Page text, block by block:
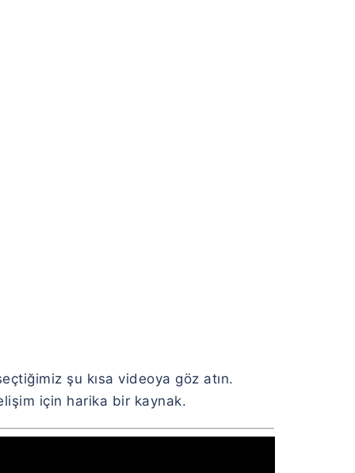
şu kısa videoya göz atın.
için harika bir kaynak.